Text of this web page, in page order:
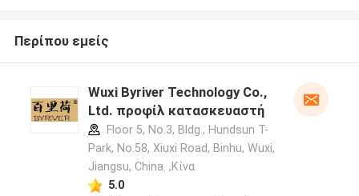
Περίπου εμείς
Wuxi Byriver Technology Co.,
Ltd. προφίλ κατασκευαστή
Floor 5, No.3, Bldg., Hundsun T-
Park, No.58, Xiuxi Road, Binhu, Wuxi,
Jiangsu, China. ,Κίνα
5.0